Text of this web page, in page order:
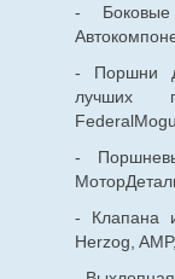
- Боковые
- Поршни
лучших
-
- Клапана
Herzog,